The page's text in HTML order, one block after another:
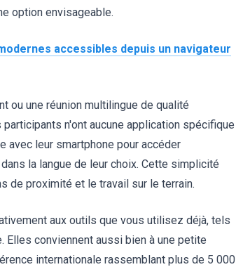
option envisageable.
accessibles depuis un navigateur
ou une réunion multilingue de qualité
n'ont aucune application spécifique
avec leur smartphone pour accéder
la langue de leur choix. Cette simplicité
de proximité et le travail sur le terrain.
aux outils que vous utilisez déjà, tels
Elles conviennent aussi bien à une petite
internationale rassemblant plus de 5 000